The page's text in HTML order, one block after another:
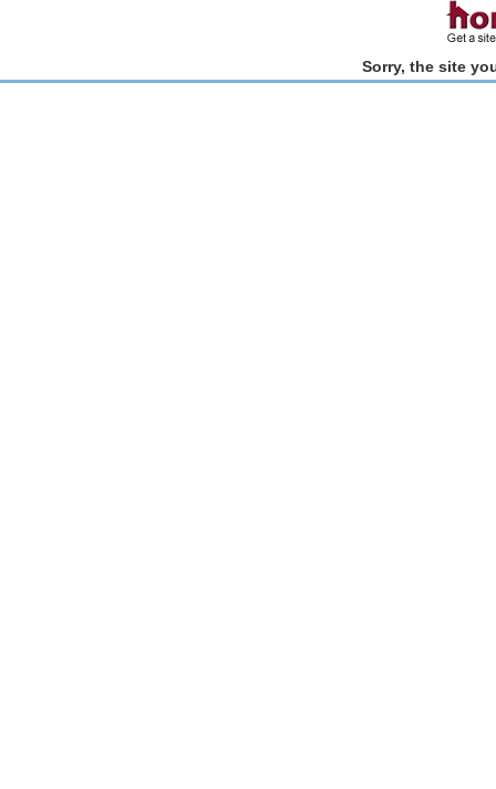
Sorry, the site